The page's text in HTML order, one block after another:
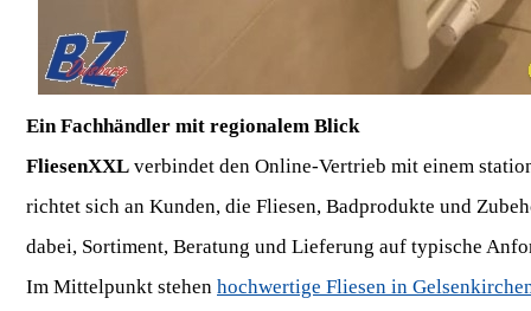
Ein Fachhändler mit regionalem Blick
FliesenXXL verbindet den Online-Vertrieb mit einem
richtet sich an Kunden, die Fliesen, Badprodukte und
dabei, Sortiment, Beratung und Lieferung auf typische
Im Mittelpunkt stehen hochwertige Fliesen in